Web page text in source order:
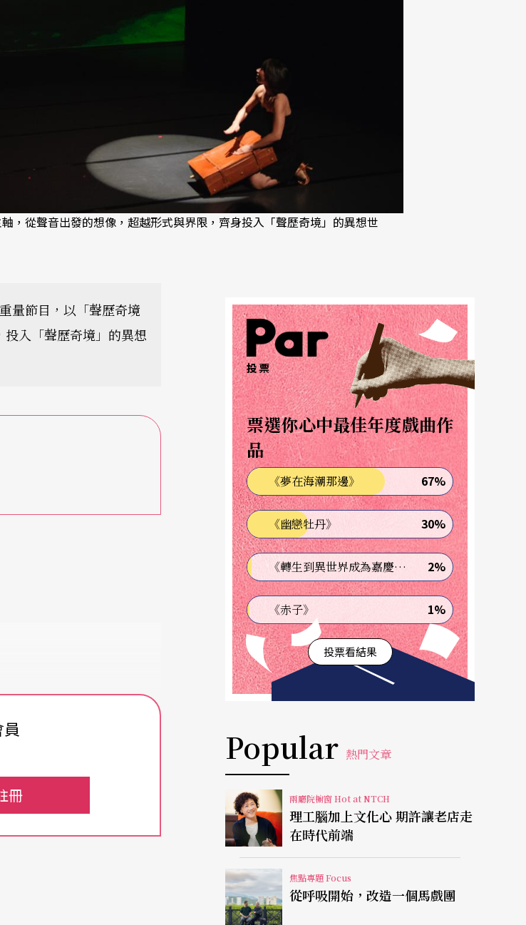
，從聲音出發的想像，超越形式與界限，齊身投入「聲歷奇境」的異想世
量節目，以「聲歷奇境
入「聲歷奇境」的異想
冊
投票
票選你心中最佳年度戲曲作
品
《夢在海潮那邊》 67%
《幽戀牡丹》 30%
《轉生到異世界成為嘉慶君—發現我的祖先是詐騙集團!?》 2%
《赤子》 1%
投票看結果
Popular 熱門文章
兩廳院櫥窗 Hot at NTCH
理工腦加上文化心 期許讓老店走
在時代前端
焦點專題 Focus
從呼吸開始，改造一個馬戲團